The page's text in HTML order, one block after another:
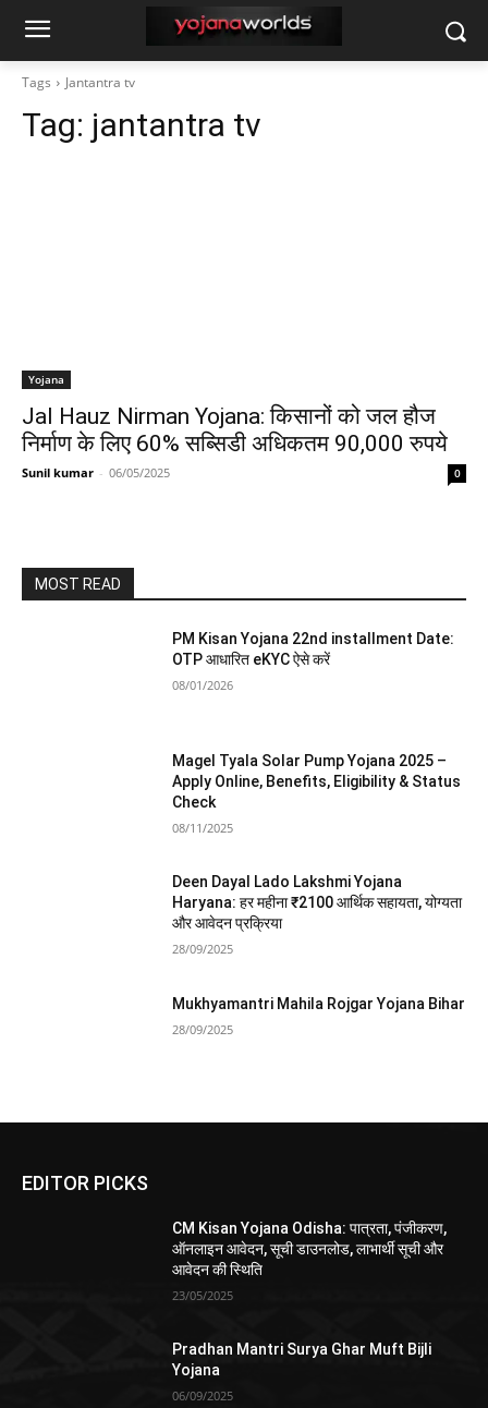
Tags Jantantra tv
Tag: jantantra tv
Yojana
Jal Hauz Nirman Yojana: किसानों को जल हौज
निर्माण के लिए 60% सब्सिडी अधिकतम 90,000 रुपये
Sunil kumar - 06/05/2025 0
MOST READ
PM Kisan Yojana 22nd installment Date:
OTP आधारित eKYC ऐसे करें
08/01/2026
Magel Tyala Solar Pump Yojana 2025 –
Apply Online, Benefits, Eligibility & Status
Check
08/11/2025
Deen Dayal Lado Lakshmi Yojana
Haryana: हर महीना ₹2100 आर्थिक सहायता, योग्यता
और आवेदन प्रक्रिया
28/09/2025
Mukhyamantri Mahila Rojgar Yojana Bihar
28/09/2025
EDITOR PICKS
CM Kisan Yojana Odisha: पात्रता, पंजीकरण,
ऑनलाइन आवेदन, सूची डाउनलोड, लाभार्थी सूची और
आवेदन की स्थिति
23/05/2025
Pradhan Mantri Surya Ghar Muft Bijli
Yojana
06/09/2025